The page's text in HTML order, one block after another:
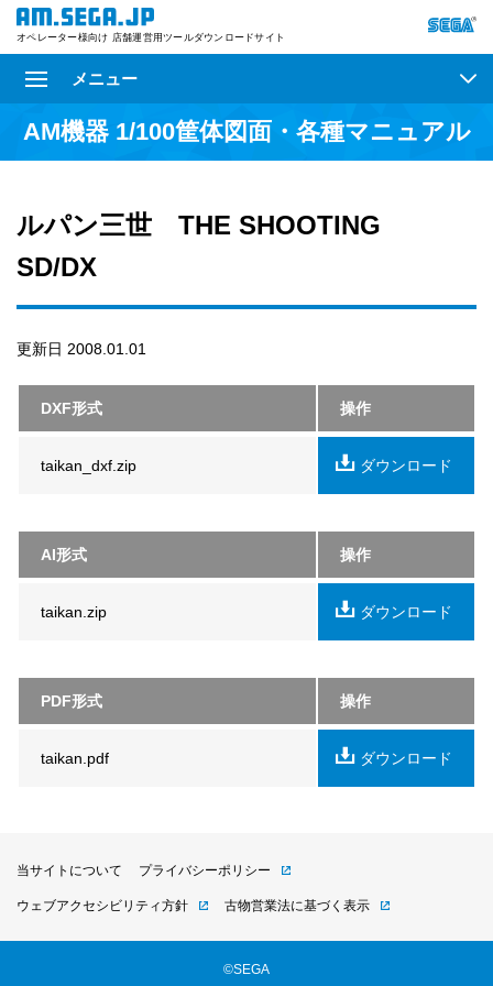
オペレーター様向け 店舗運営用ツールダウンロードサイト
メニュー
AM機器 1/100筐体図面・各種マニュアル
ルパン三世 THE SHOOTING
SD/DX
更新日 2008.01.01
DXF形式 操作
taikan_dxf.zip ダウンロード
AI形式 操作
taikan.zip ダウンロード
PDF形式 操作
taikan.pdf ダウンロード
当サイトについて プライバシーポリシー
ウェブアクセシビリティ方針 古物営業法に基づく表示
©SEGA